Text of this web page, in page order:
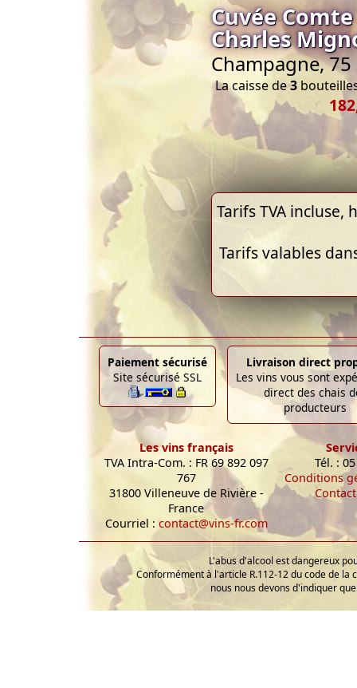
Cuvée
Charles
Champagne,
La caisse de3
Tarifs TVA
Tarifs valables
Paiement sécurisé
Site sécurisé SSL
Livraison direct
Les vins vous sont
direct des chais
producteurs
Les vins français
TVA Intra-Com. : FR 69 892 097
767
31800 Villeneuve de Rivière -
France
Courriel : contact@vins-fr.com
Tél. :
Conditions
Contact
L'abus d'alcool est dangereux
Conformément à l'article R.112-12 du code de la
nous nous devons d'indiquer